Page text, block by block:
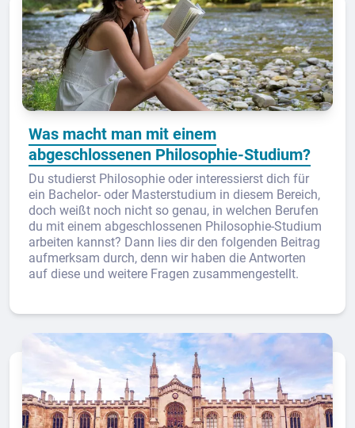
Was macht man mit einem
abgeschlossenen Philosophie-Studium?
Du studierst Philosophie oder interessierst dich für
ein Bachelor- oder Masterstudium in diesem Bereich,
doch weißt noch nicht so genau, in welchen Berufen
du mit einem abgeschlossenen Philosophie-Studium
arbeiten kannst? Dann lies dir den folgenden Beitrag
aufmerksam durch, denn wir haben die Antworten
auf diese und weitere Fragen zusammengestellt.